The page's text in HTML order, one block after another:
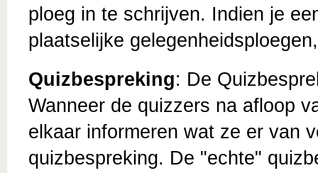
ploeg in te schrijven. Indien je
plaatselijke
Quizbespreking: De
Wanneer de quizzers na afloop
elkaar informeren wat ze er van
quizbespreking. De "echte"